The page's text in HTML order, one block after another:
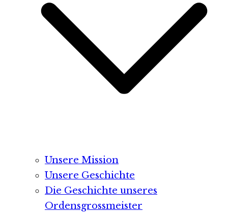
Unsere Mission
Unsere Geschichte
Die Geschichte unseres
Ordensgrossmeister